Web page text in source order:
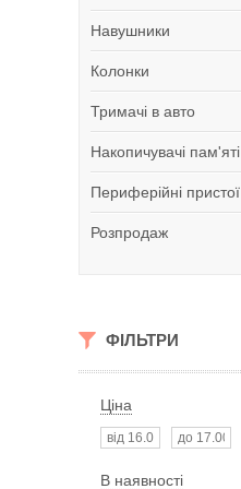
Навушники
Колонки
Тримачі в авто
Накопичувачі пам'яті
Периферійні пристої
Розпродаж
ФІЛЬТРИ
Ціна
В наявності